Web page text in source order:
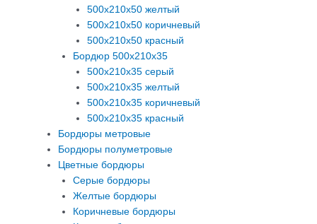
500х210х50 желтый
500х210х50 коричневый
500х210х50 красный
Бордюр 500х210х35
500х210х35 серый
500х210х35 желтый
500х210х35 коричневый
500х210х35 красный
Бордюры метровые
Бордюры полуметровые
Цветные бордюры
Серые бордюры
Желтые бордюры
Коричневые бордюры